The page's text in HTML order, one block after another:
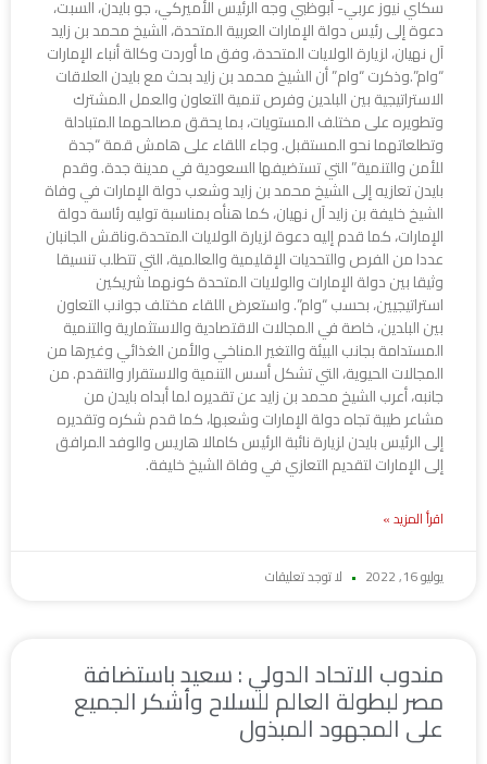
سكاي نيوز عربي- أبوظبي وجه الرئيس الأميركي، جو بايدن، السبت،
دعوة إلى رئيس دولة الإمارات العربية المتحدة، الشيخ محمد بن زايد
آل نهيان، لزيارة الولايات المتحدة، وفق ما أوردت وكالة أنباء الإمارات
“وام”.وذكرت “وام” أن الشيخ محمد بن زايد بحث مع بايدن العلاقات
الاستراتيجية بين البلدين وفرص تنمية التعاون والعمل المشترك
وتطويره على مختلف المستويات، بما يحقق مصالحهما المتبادلة
وتطلعاتهما نحو المستقبل. وجاء اللقاء على هامش قمة “جدة
للأمن والتنمية” التي تستضيفها السعودية في مدينة جدة. وقدم
بايدن تعازيه إلى الشيخ محمد بن زايد وشعب دولة الإمارات في وفاة
الشيخ خليفة بن زايد آل نهيان، كما هنأه بمناسبة توليه رئاسة دولة
الإمارات، كما قدم إليه دعوة لزيارة الولايات المتحدة.وناقش الجانبان
عددا من الفرص والتحديات الإقليمية والعالمية، التي تتطلب تنسيقا
وثيقا بين دولة الإمارات والولايات المتحدة كونهما شريكين
استراتيجيين، بحسب “وام”. واستعرض اللقاء مختلف جوانب التعاون
بين البلدين، خاصة في المجالات الاقتصادية والاستثمارية والتنمية
المستدامة بجانب البيئة والتغير المناخي والأمن الغذائي وغيرها من
المجالات الحيوية، التي تشكل أسس التنمية والاستقرار والتقدم. من
جانبه، أعرب الشيخ محمد بن زايد عن تقديره لما أبداه بايدن من
مشاعر طيبة تجاه دولة الإمارات وشعبها، كما قدم شكره وتقديره
إلى الرئيس بايدن لزيارة نائبة الرئيس كامالا هاريس والوفد المرافق
إلى الإمارات لتقديم التعازي في وفاة الشيخ خليفة.
اقرأ المزيد »
يوليو 16, 2022 لا توجد تعليقات
مندوب الاتحاد الدولي : سعيد باستضافة
مصر لبطولة العالم للسلاح وأشكر الجميع
على المجهود المبذول